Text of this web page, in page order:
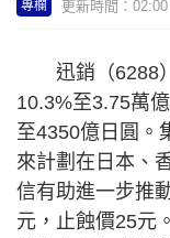
專欄 更新時間：
迅銷（6288）
10.3%至3.75萬
至4350億日圓。
來計劃在日本、
信有助進一步推
元，止蝕價25元